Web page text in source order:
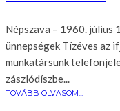
Népszava – 1960. július
ünnepségek Tízéves az
munkatársunk
zászlódíszbe...
TOVÁBB OLVASOM...